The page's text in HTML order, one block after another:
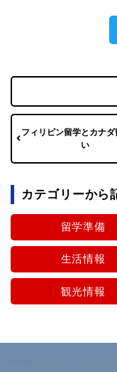
フィリピン留学とカナ
い
カテゴリーから
留学準備
生活情報
観光情報